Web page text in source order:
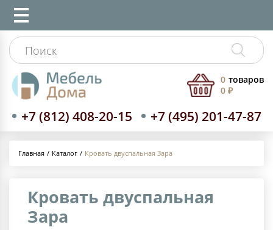
+7 (812) 408-20-15 +7 (495) 201-47-87
0 товаров
0 ₽
Главная Каталог Кровать двуспальная Зара
Кровать двуспальная
Зара